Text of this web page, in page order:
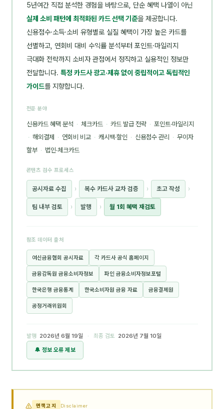
5년여간 직접 분석한 경험을 바탕으로, 단순 혜택 나열이 아닌
실제 소비 패턴에 최적화된 카드 선택 기준을 제공합니다.
신용점수·소득·소비 유형별로 실질 혜택이 가장 높은 카드를
선별하고, 연회비 대비 수익률 분석부터 포인트·마일리지
극대화 전략까지 소비자 관점에서 정직하고 실용적인 정보만
전달합니다. 특정 카드사 광고·제휴 없이 중립적이고 독립적인
가이드를 지향합니다.
전문 분야
신용카드 혜택 분석 · 체크카드 · 카드 발급 전략 · 포인트·마일리지
· 해외결제 · 연회비 비교 · 캐시백·할인 · 신용점수 관리 · 무이자
할부 · 법인·체크카드
콘텐츠 검수 프로세스
공시자료 수집 › 복수 카드사 교차 검증 › 초고 작성 ›
팀 내부 검토 › 발행 › 월 1회 혜택 재검토
참조 데이터 출처
여신금융협회 공시자료 각 카드사 공식 홈페이지
금융감독원 금융소비자정보 파인 금융소비자정보포털
한국은행 금융통계 한국소비자원 금융 자료 금융결제원
공정거래위원회
발행 2026년 6월 19일 · 최종 검토
2026년 7월 10일
🔔 정보 오류 제보
면책고지 Disclaimer